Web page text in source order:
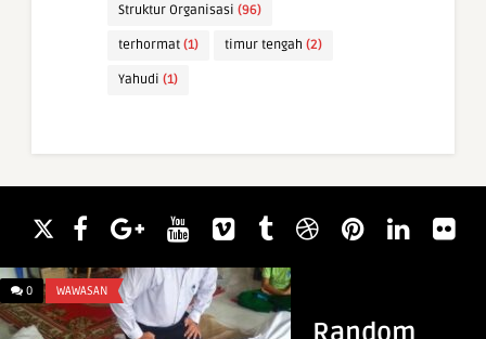
Struktur Organisasi (96)
terhormat (1) timur tengah (2)
Yahudi (1)
0 WAWASAN